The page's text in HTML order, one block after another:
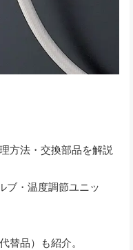
方法・交換部品を解説
ブ・温度調節ユニッ
替品）も紹介。